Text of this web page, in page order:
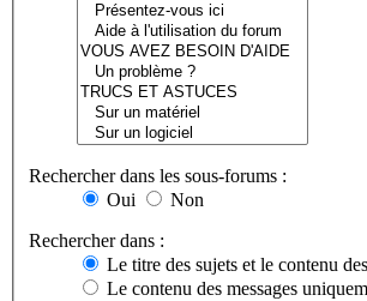
Rechercher dans les sous-forums :
Oui
Non
Rechercher dans :
Le titre des sujets et le contenu
Le contenu des messages